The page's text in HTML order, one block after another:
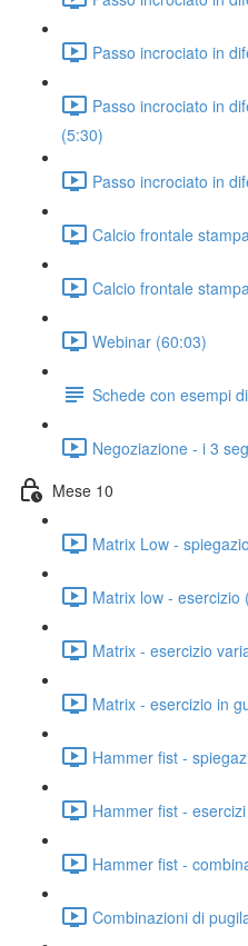
Passo incrociato in
Passo incrociato in
(5:30)
Passo incrociato in
Calcio frontale
Calcio frontale
Webinar (60:03)
Schede con esempi
Negoziazione - i 3
Mese 10
Matrix Low -
Matrix low - esercizio
Matrix - esercizio
Matrix - esercizio in
Hammer fist -
Hammer fist -
Hammer fist -
Combinazioni di